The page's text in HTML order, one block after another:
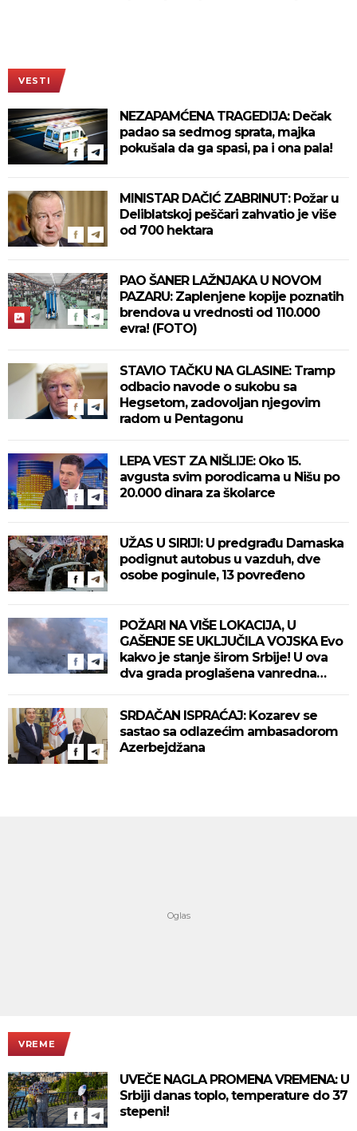
VESTI
NEZAPAMĆENA TRAGEDIJA: Dečak
padao sa sedmog sprata, majka
pokušala da ga spasi, pa i ona pala!
MINISTAR DAČIĆ ZABRINUT: Požar u
Deliblatskoj peščari zahvatio je više
od 700 hektara
PAO ŠANER LAŽNJAKA U NOVOM
PAZARU: Zaplenjene kopije poznatih
brendova u vrednosti od 110.000
evra! (FOTO)
STAVIO TAČKU NA GLASINE: Tramp
odbacio navode o sukobu sa
Hegsetom, zadovoljan njegovim
radom u Pentagonu
LEPA VEST ZA NIŠLIJE: Oko 15.
avgusta svim porodicama u Nišu po
20.000 dinara za školarce
UŽAS U SIRIJI: U predgrađu Damaska
podignut autobus u vazduh, dve
osobe poginule, 13 povređeno
POŽARI NA VIŠE LOKACIJA, U
GAŠENJE SE UKLJUČILA VOJSKA Evo
kakvo je stanje širom Srbije! U ova
dva grada proglašena vanredna
SRDAČAN ISPRAĆAJ: Kozarev se
sastao sa odlazećim ambasadorom
Azerbejdžana
VREME
UVEČE NAGLA PROMENA VREMENA: U
Srbiji danas toplo, temperature do 37
stepeni!